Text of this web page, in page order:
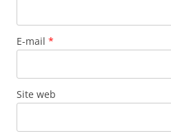
E-mail *
Site web